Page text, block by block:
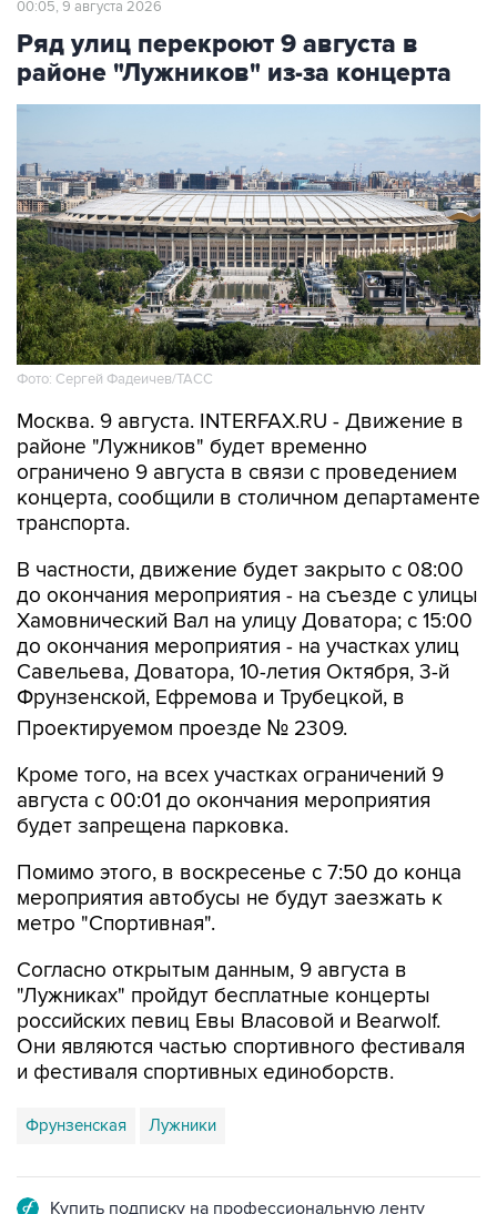
районе "Лужников" из-за концерта
Фото: Сергей Фадеичев/ТАСС
Москва. 9 августа. INTERFAX.RU - Движение в
ограничено 9 августа в связи с проведением
концерта, сообщили в столичном департаменте
транспорта.
В частности, движение будет закрыто с 08:00
Хамовнический Вал на улицу Доватора; с 15:00
до окончания мероприятия - на участках улиц
Савельева, Доватора, 10-летия Октября, 3-й
Фрунзенской, Ефремова и Трубецкой, в
Проектируемом проезде № 2309.
Кроме того, на всех участках ограничений 9
будет запрещена парковка.
Помимо этого, в воскресенье с 7:50 до конца
метро "Спортивная".
Согласно открытым данным, 9 августа в
российских певиц Евы Власовой и Bearwolf.
Они являются частью спортивного фестиваля
и фестиваля спортивных единоборств.
Фрунзенская Лужники
Подписаться на рассылку главных новостей сайта